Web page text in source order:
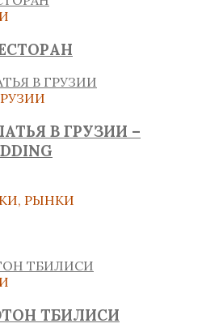
В ГРУЗИИ –
РЫНКИ
ТБИЛИСИ